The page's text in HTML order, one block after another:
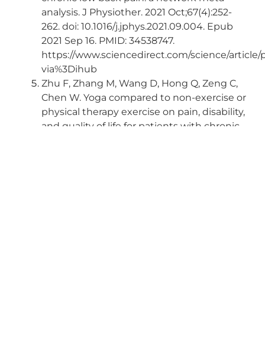
analysis. J Physiother. 2021 Oct;67(4):252-
262. doi: 10.1016/j.jphys.2021.09.004. Epub
2021 Sep 16. PMID: 34538747.
https://www.sciencedirect.com/science/article/
via%3Dihub
Zhu F, Zhang M, Wang D, Hong Q, Zeng C,
Chen W. Yoga compared to non-exercise or
physical therapy exercise on pain, disability,
and quality of life for patients with chronic